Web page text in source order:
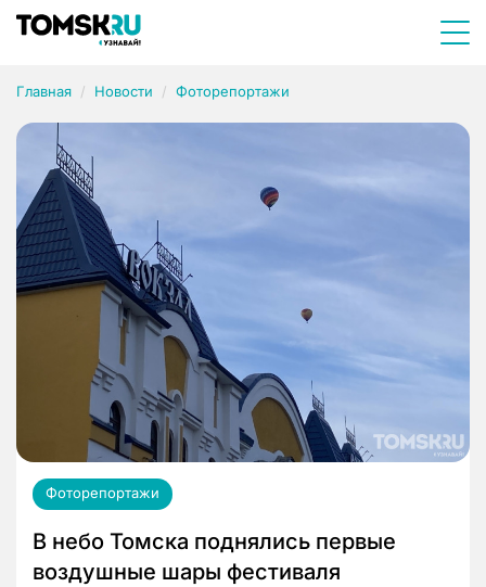
Главная Новости Фоторепортажи
Фоторепортажи
В небо Томска поднялись первые
воздушные шары фестиваля